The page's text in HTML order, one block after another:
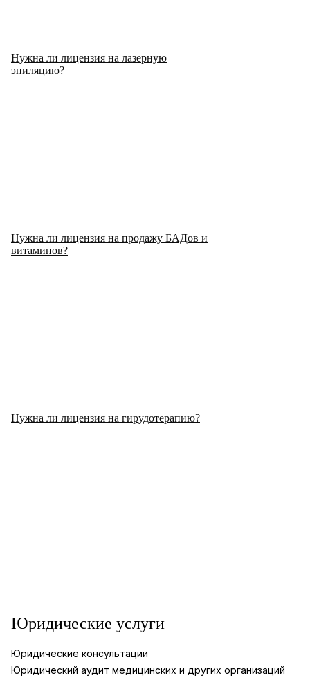
Нужна ли лицензия на лазерную
эпиляцию?
Нужна ли лицензия на продажу БАДов и
витаминов?
Нужна ли лицензия на гирудотерапию?
Юридические услуги
Юридические консультации
Юридический аудит медицинских и других организаций